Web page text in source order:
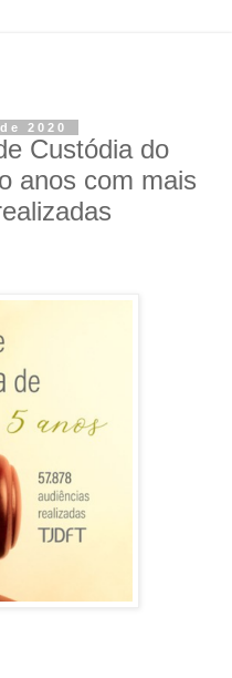
2020
Custódia do
anos com mais